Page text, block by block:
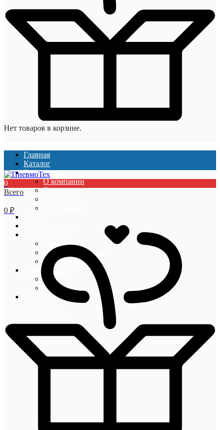
Нет товаров в корзине.
Главная
Каталог
О компании
О компании
Вакансии
Гарантии
Оплата и доставка
Акции и скидки
Информация
Блог
Новости
Контакты
0
Всего
0 ₽